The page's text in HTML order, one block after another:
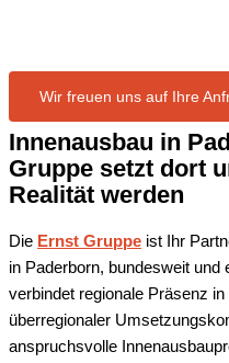
Wir freuen uns auf Ihre
Innenausbau in
Gruppe setzt dort
Realität werden
Die Ernst Gruppe ist Ihr
in Paderborn, bundesweit und
verbindet regionale Präsenz
überregionaler
anspruchsvolle